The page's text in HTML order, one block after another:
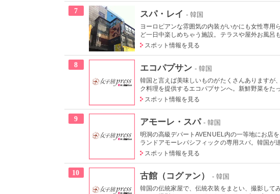
7 スパ・レイ - 韓国
ヨーロピアンな雰囲気の内装がいかにも女性専用
ど一日中楽しめちゃう施設。テラスや屋外お風呂
スポット情報を見る
8 エコパプサン - 韓国
韓国と言えば美味しいものがたくさんありますが
ク料理を提供するエコパプサンへ。新鮮野菜をた
スポット情報を見る
9 アモーレ・スパ - 韓国
明洞の高級デパートAVENUEL内の一等地にお店
ランドアモーレパシフィックの専用スパ。韓国が
スポット情報を見る
10 古館（コグァン） - 韓国
韓国の伝統家屋で、伝統衣装をまとい、撮影して